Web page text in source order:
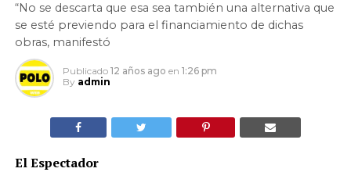
“No se descarta que esa sea también una alternativa que
se esté previendo para el financiamiento de dichas
obras, manifestó
Publicado 12 años ago en 1:26 pm
By admin
El Espectador